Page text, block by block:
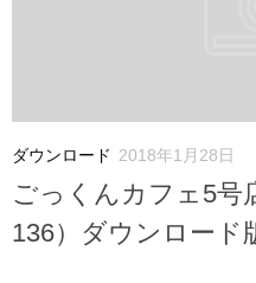
ダウンロード 2018年1月28日
ごっくんカフェ5
136）ダウンロード